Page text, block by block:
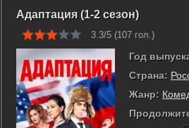
Адаптация (1-2 сезон)
3.3/5 (107 гол.)
Год
Страна:
Жанр: